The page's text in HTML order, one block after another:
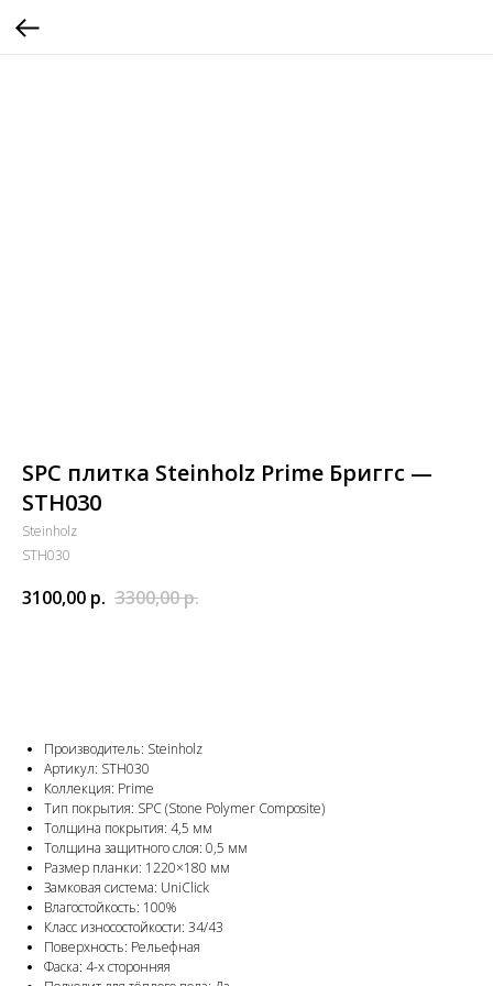
SPC плитка Steinholz Prime Бриггс —
STH030
Steinholz
STH030
3100,00 р. 3300,00р.
Производитель: Steinholz
Артикул: STH030
Коллекция: Prime
Тип покрытия: SPC (Stone Polymer Composite)
Толщина покрытия: 4,5 мм
Толщина защитного слоя: 0,5 мм
Размер планки: 1220×180 мм
Замковая система: UniClick
Влагостойкость: 100%
Класс износостойкости: 34/43
Поверхность: Рельефная
Фаска: 4-х сторонняя